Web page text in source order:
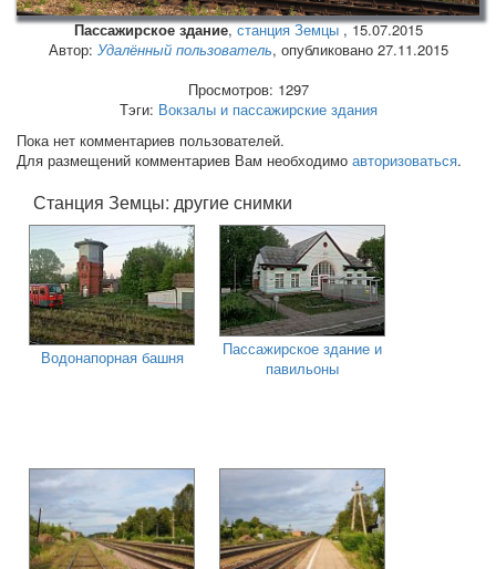
Пассажирское здание,станция Земцы ,15.07.2015
Автор: Удалённый пользователь, опубликовано 27.11.2015
Просмотров: 1297
Тэги: Вокзалы и пассажирские здания
Пока нет комментариев пользователей.
Для размещений комментариев Вам необходимо авторизоваться.
Станция Земцы: другие снимки
Водонапорная башня
Пассажирское здание и
павильоны